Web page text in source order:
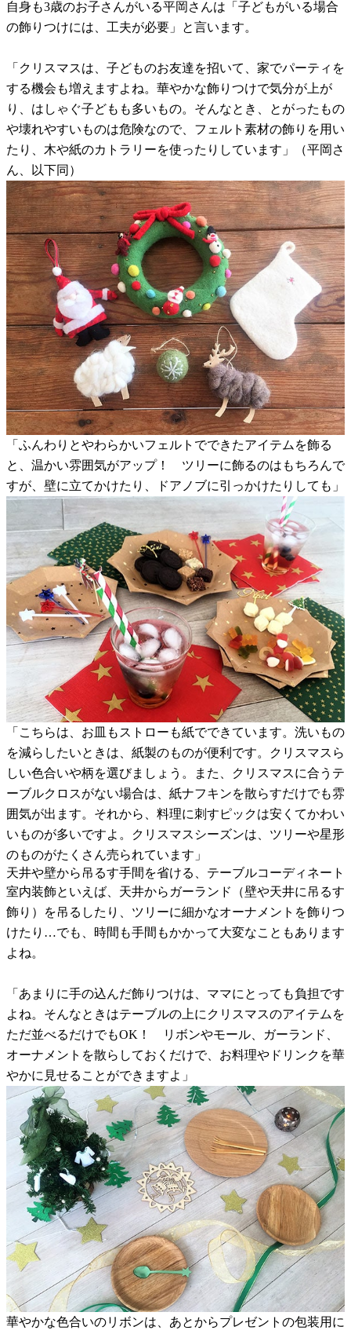
自身も3歳のお子さんがいる平岡さんは「子どもがいる場合
の飾りつけには、工夫が必要」と言います。
「クリスマスは、子どものお友達を招いて、家でパーティを
する機会も増えますよね。華やかな飾りつけで気分が上が
り、はしゃぐ子どもも多いもの。そんなとき、とがったもの
や壊れやすいものは危険なので、フェルト素材の飾りを用い
たり、木や紙のカトラリーを使ったりしています」（平岡さ
ん、以下同）
「ふんわりとやわらかいフェルトでできたアイテムを飾る
と、温かい雰囲気がアップ！ ツリーに飾るのはもちろんで
すが、壁に立てかけたり、ドアノブに引っかけたりしても」
「こちらは、お皿もストローも紙でできています。洗いもの
を減らしたいときは、紙製のものが便利です。クリスマスら
しい色合いや柄を選びましょう。また、クリスマスに合うテ
ーブルクロスがない場合は、紙ナフキンを散らすだけでも雰
囲気が出ます。それから、料理に刺すピックは安くてかわい
いものが多いですよ。クリスマスシーズンは、ツリーや星形
のものがたくさん売られています」
天井や壁から吊るす手間を省ける、テーブルコーディネート
室内装飾といえば、天井からガーランド（壁や天井に吊るす
飾り）を吊るしたり、ツリーに細かなオーナメントを飾りつ
けたり…でも、時間も手間もかかって大変なこともあります
よね。
「あまりに手の込んだ飾りつけは、ママにとっても負担です
よね。そんなときはテーブルの上にクリスマスのアイテムを
ただ並べるだけでもOK！ リボンやモール、ガーランド、
オーナメントを散らしておくだけで、お料理やドリンクを華
やかに見せることができますよ」
華やかな色合いのリボンは、あとからプレゼントの包装用に